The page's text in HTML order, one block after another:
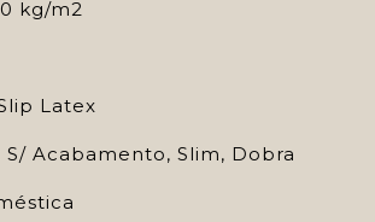
kg/m2
Latex
Acabamento, Slim, Dobra